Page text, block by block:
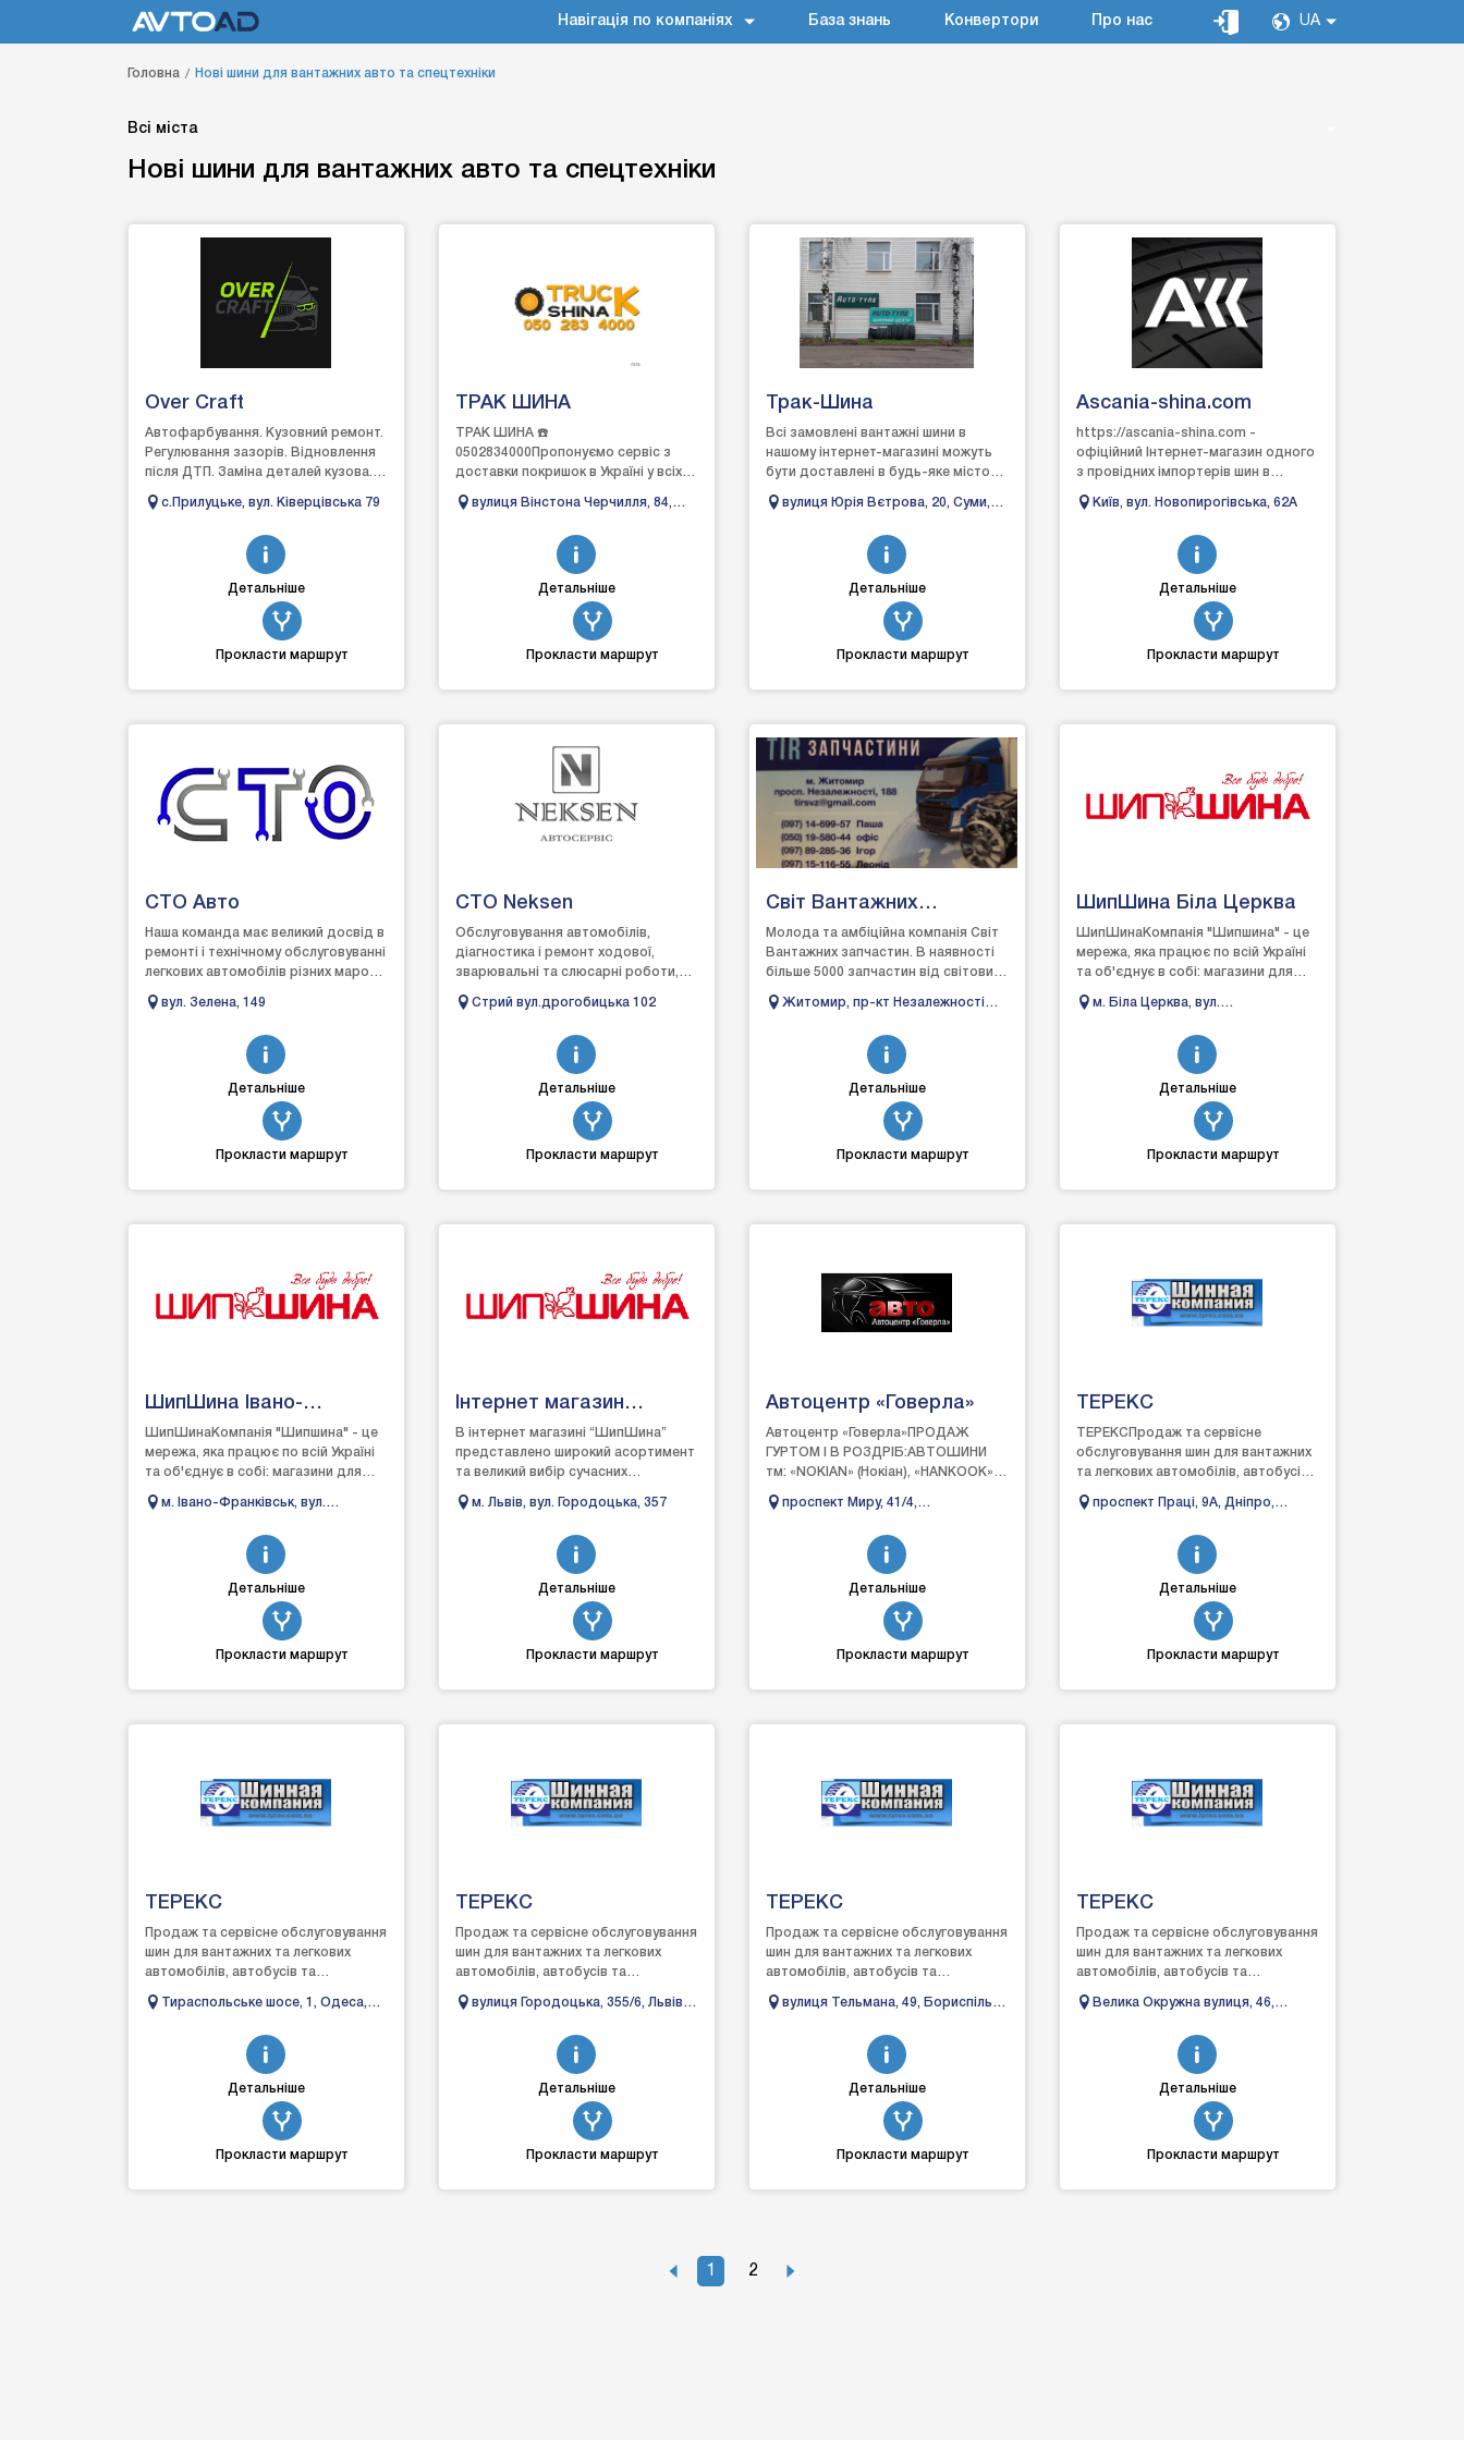
Навігація по компаніях База знань Конвертори Про нас UA
Головна Нові шини для вантажних авто та спецтехніки
Всі міста
Нові шини для вантажних авто та спецтехніки
Over Craft
Автофарбування. Кузовний ремонт.
Регулювання зазорів. Відновлення
після ДТП. Заміна деталей кузова.
Зварювання алюм...
с.Прилуцьке, вул. Ківерцівська 79
Детальніше
Прокласти маршрут
ТРАК ШИНА
ТРАК ШИНА ☎️
0502834000Пропонуємо сервіс з
доставки покришок в Україні у всіх
Achilles, ADDO, AD-TRAK, Ad...
вулиця Вінстона Черчилля, 84,
Детальніше
Прокласти маршрут
Трак-Шина
Всі замовлені вантажні шини в
нашому інтернет-магазині можуть
бути доставлені в будь-яке місто
служби доставки. Ми ...
вулиця Юрія Вєтрова, 20, Суми,
Детальніше
Прокласти маршрут
Ascania-shina.com
https://ascania-shina.com -
офіційний Інтернет-магазин одного
з провідних імпортерів шин в
є ексклюзивними пре...
Київ, вул. Новопирогівська, 62А
Детальніше
Прокласти маршрут
СТО Авто
Наша команда має великий досвід в
ремонті і технічному обслуговуванні
легкових автомобілів різних марок.
вже більш...
вул. Зелена, 149
Детальніше
Прокласти маршрут
СТО Neksen
Обслуговування автомобілів,
діагностика і ремонт ходової,
зварювальні та слюсарні роботи,
мастил і фільтрів, шин...
Стрий вул.дрогобицька 102
Детальніше
Прокласти маршрут
Світ Вантажних
Запчастин
Молода та амбіційна компанія Світ
Вантажних запчастин. В наявності
більше 5000 запчастин від світових
продажу запч...
Житомир, пр-кт Незалежності
Детальніше
Прокласти маршрут
ШипШина Біла Церква
ШипШинаКомпанія "Шипшина" - це
мережа, яка працює по всій Україні
та об'єднує в собі: магазини для
шиномонтажі,...
м. Біла Церква, вул.
Детальніше
Прокласти маршрут
ШипШина Івано-
Франківськ
ШипШинаКомпанія "Шипшина" - це
мережа, яка працює по всій Україні
та об'єднує в собі: магазини для
шиномонтажі,...
м. Івано-Франківськ, вул.
Детальніше
Прокласти маршрут
Інтернет магазин
ШипШина
В інтернет магазині “ШипШина”
представлено широкий асортимент
та великий вибір сучасних
автовласник може знайти сучасні
м. Львів, вул. Городоцька, 357
Детальніше
Прокласти маршрут
Автоцентр «Говерла»
Автоцентр «Говерла»ПРОДАЖ
ГУРТОМ І В РОЗДРІБ:АВТОШИНИ
тм: «NOKIAN» (Нокіан), «HANKOOK»
«DUNLOP» (Данлоп), «BRIDGESTO...
проспект Миру, 41/4,
область, Украина
Детальніше
Прокласти маршрут
ТЕРЕКС
ТЕРЕКСПродаж та сервісне
обслуговування шин для вантажних
та легкових автомобілів, автобусів
проспект Праці, 9А, Дніпро,
Детальніше
Прокласти маршрут
ТЕРЕКС
Продаж та сервісне обслуговування
шин для вантажних та легкових
автомобілів, автобусів та
Тираспольське шосе, 1, Одеса,
Детальніше
Прокласти маршрут
ТЕРЕКС
Продаж та сервісне обслуговування
шин для вантажних та легкових
автомобілів, автобусів та
вулиця Городоцька, 355/6, Львів,
Детальніше
Прокласти маршрут
ТЕРЕКС
Продаж та сервісне обслуговування
шин для вантажних та легкових
автомобілів, автобусів та
вулиця Тельмана, 49, Бориспіль,
Детальніше
Прокласти маршрут
ТЕРЕКС
Продаж та сервісне обслуговування
шин для вантажних та легкових
автомобілів, автобусів та
Велика Окружна вулиця, 46,
Київська область, Украина, 08130
Детальніше
Прокласти маршрут
1 2